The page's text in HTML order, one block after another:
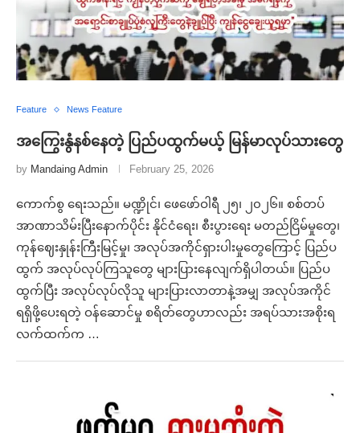
Feature News Feature
အကြွေးနွံနစ်နေတဲ့ ပြည်ပထွက်မယ့် မြန်မာလုပ်သားတွေ
by Mandaing Admin February 25, 2026
ကောက်စွ ရေးသည်။ မဏ္ဍိုင်၊ ဖေဖော်ဝါရီ ၂၅၊ ၂၀၂၆။ စစ်တပ်
အာဏာသိမ်းပြီးနောက်ပိုင်း နိုင်ငံရေး၊ စီးပွားရေး မတည်ငြိမ်မှုတွေ၊
ကုန်ဈေးနှုန်းကြီးမြင့်မှု၊ အလုပ်အကိုင်ရှားပါးမှုတွေကြောင့် ပြည်ပ
ထွက် အလုပ်လုပ်ကြသူတွေ များပြားနေလျက်ရှိပါတယ်။ ပြည်ပ
ထွက်ပြီး အလုပ်လုပ်လိုသူ များပြားလာတာနဲ့အမျှ အလုပ်အကိုင်
ရရှိဖို့ပေးရတဲ့ ဝန်ဆောင်မှု စရိတ်တွေဟာလည်း အရပ်သားအစိုးရ
လက်ထက်က …